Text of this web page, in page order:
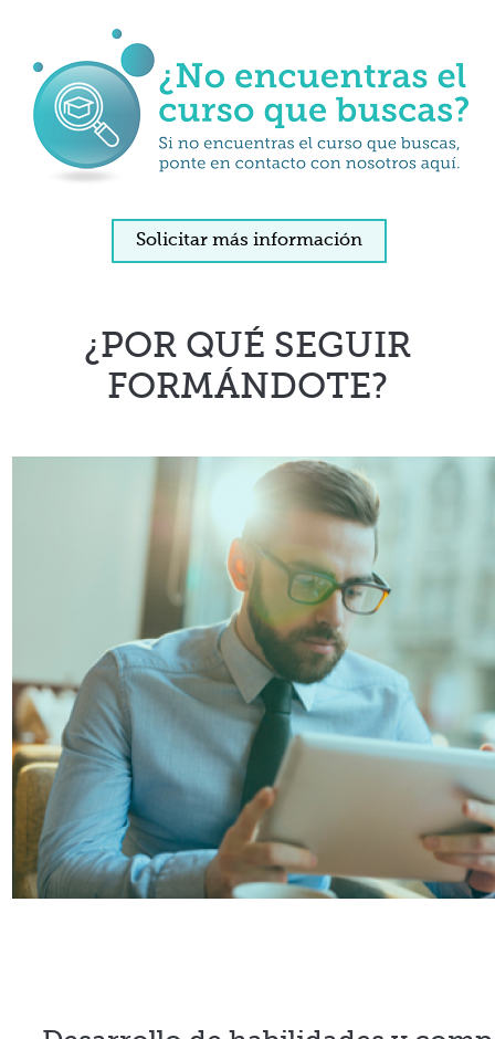
Solicitar más información
¿POR QUÉ SEGUIR
FORMÁNDOTE?